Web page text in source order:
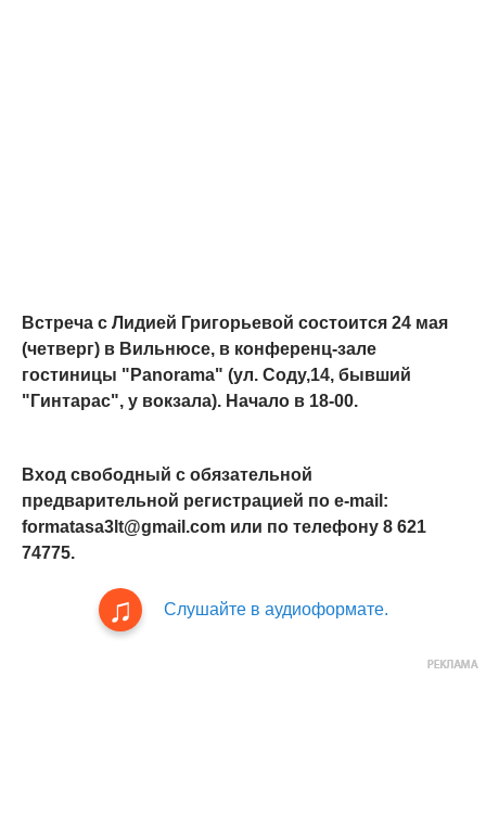
Встреча с Лидией Григорьевой состоится 24 мая
(четверг) в Вильнюсе, в конференц-зале
гостиницы "Panorama" (ул. Соду,14, бывший
"Гинтарас", у вокзала). Начало в 18-00.
Вход свободный с обязательной
предварительной регистрацией по e-mail:
formatasa3lt@gmail.com или по телефону 8 621
74775.
Слушайте в аудиоформате.